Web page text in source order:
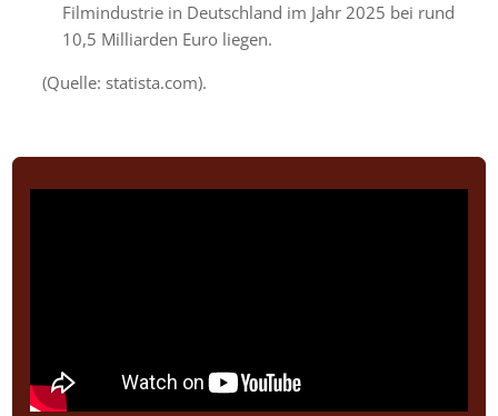
Filmindustrie in Deutschland im Jahr 2025 bei rund
10,5 Milliarden Euro liegen.
(Quelle: statista.com).